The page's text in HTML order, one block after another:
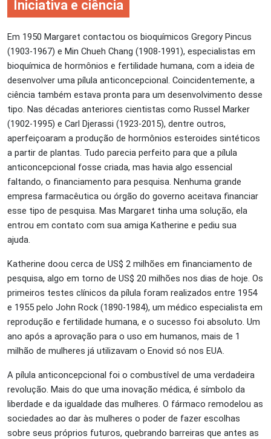
Iniciativa e ciência
Em 1950 Margaret contactou os bioquímicos Gregory Pincus
(1903-1967) e Min Chueh Chang (1908-1991), especialistas em
bioquímica de hormônios e fertilidade humana, com a ideia de
desenvolver uma pílula anticoncepcional. Coincidentemente, a
ciência também estava pronta para um desenvolvimento desse
tipo. Nas décadas anteriores cientistas como Russel Marker
(1902-1995) e Carl Djerassi (1923-2015), dentre outros,
aperfeiçoaram a produção de hormônios esteroides sintéticos
a partir de plantas. Tudo parecia perfeito para que a pílula
anticoncepcional fosse criada, mas havia algo essencial
faltando, o financiamento para pesquisa. Nenhuma grande
empresa farmacêutica ou órgão do governo aceitava financiar
esse tipo de pesquisa. Mas Margaret tinha uma solução, ela
entrou em contato com sua amiga Katherine e pediu sua
ajuda.
Katherine doou cerca de US$ 2 milhões em financiamento de
pesquisa, algo em torno de US$ 20 milhões nos dias de hoje. Os
primeiros testes clínicos da pílula foram realizados entre 1954
e 1955 pelo John Rock (1890-1984), um médico especialista em
reprodução e fertilidade humana, e o sucesso foi absoluto. Um
ano após a aprovação para o uso em humanos, mais de 1
milhão de mulheres já utilizavam o Enovid só nos EUA.
A pílula anticoncepcional foi o combustível de uma verdadeira
revolução. Mais do que uma inovação médica, é símbolo da
liberdade e da igualdade das mulheres. O fármaco remodelou as
sociedades ao dar às mulheres o poder de fazer escolhas
sobre seus próprios futuros, quebrando barreiras que antes as